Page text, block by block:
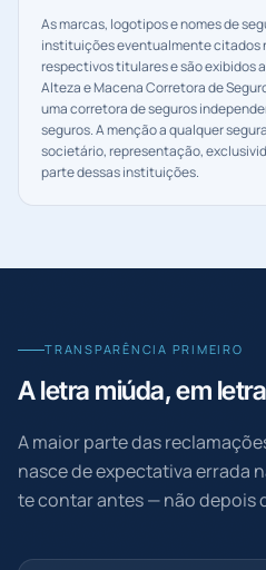
As marcas, logotipos e nomes de
instituições eventualmente citados
respectivos titulares e são exibidos
Alteza e Macena Corretora de
uma corretora de seguros
seguros. A menção a qualquer
societário, representação,
parte dessas instituições.
TRANSPARÊNCIA PRIMEIRO
A letra miúda, em
A maior parte das
nasce de expectativa errada
te contar antes — não depois